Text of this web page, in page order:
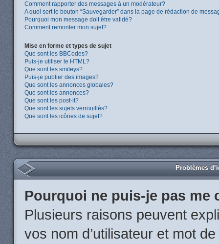
Comment rapporter des messages à un modérateur?
A quoi sert le bouton “Sauvegarder” dans la page de rédaction de
Pourquoi mon message doit être validé?
Comment remonter mon sujet?
Mise en forme et types de sujet
Que sont les BBCodes?
Puis-je utiliser le HTML?
Que sont les smileys?
Puis-je publier des images?
Que sont les annonces globales?
Que sont les annonces?
Que sont les post-it?
Que sont les sujets verrouillés?
Que sont les icônes de sujet?
Problèmes
Pourquoi ne puis-je pas me
Plusieurs raisons peuvent
vos nom d’utilisateur et mot